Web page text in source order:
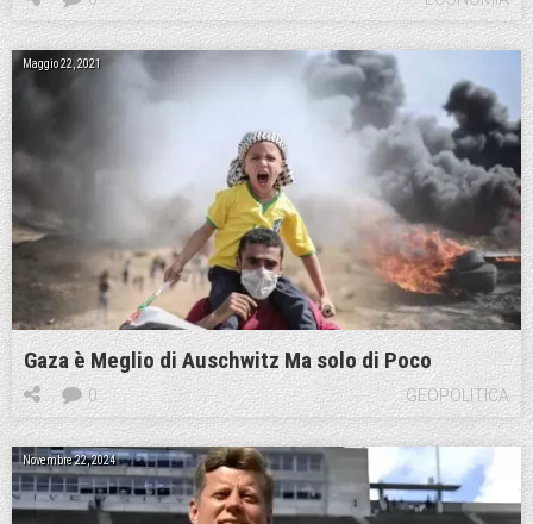
Maggio 22, 2021
Gaza è Meglio di Auschwitz Ma solo di Poco
GEOPOLITICA
0
Novembre 22, 2024